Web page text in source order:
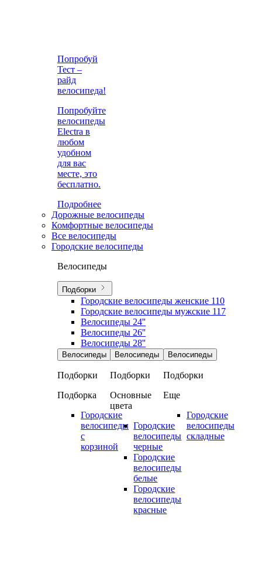
Попробуй
Тест –
райд
велосипеда!
Попробуйте
велосипеды
Electra в
любом
удобном
для вас
месте, это
бесплатно.
Подробнее
Дорожные велосипеды
Комфортные велосипеды
Все велосипеды
Городские велосипеды
Велосипеды
Подборки
Городские велосипеды женские 110
Городские велосипеды мужские 117
Велосипеды 24''
Велосипеды 26''
Велосипеды 28''
Велосипеды
Подборки
Подборка
Городские
велосипеды
с
корзиной
Велосипеды
Подборки
Основные
цвета
Городские
велосипеды
черные
Городские
велосипеды
белые
Городские
велосипеды
красные
Велосипеды
Подборки
Еще
Городские
велосипеды
складные